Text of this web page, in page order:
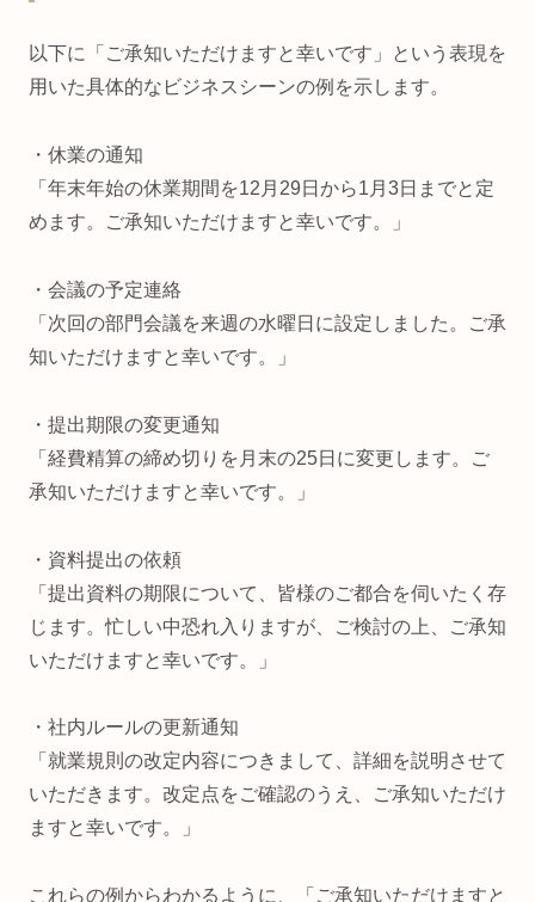
以下に「ご承知いただけますと幸いです」という表現を
用いた具体的なビジネスシーンの例を示します。
・休業の通知
「年末年始の休業期間を12月29日から1月3日までと定
めます。ご承知いただけますと幸いです。」
・会議の予定連絡
「次回の部門会議を来週の水曜日に設定しました。ご承
知いただけますと幸いです。」
・提出期限の変更通知
「経費精算の締め切りを月末の25日に変更します。ご
承知いただけますと幸いです。」
・資料提出の依頼
「提出資料の期限について、皆様のご都合を伺いたく存
じます。忙しい中恐れ入りますが、ご検討の上、ご承知
いただけますと幸いです。」
・社内ルールの更新通知
「就業規則の改定内容につきまして、詳細を説明させて
いただきます。改定点をご確認のうえ、ご承知いただけ
ますと幸いです。」
これらの例からわかるように、「ご承知いただけますと